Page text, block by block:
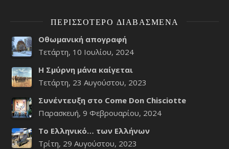
ΠΕΡΙΣΣΌΤΕΡΟ ΔΙΑΒΑΣΜΈΝΑ
Οθωμανική απογραφή
Τετάρτη, 10 Ιουλίου, 2024
Η Σμύρνη μάνα καίγεται
Τετάρτη, 23 Αυγούστου, 2023
Συνέντευξη στο Come Don Chisciotte
Παρασκευή, 9 Φεβρουαρίου, 2024
Το Ελληνικό… των Ελλήνων
Τρίτη, 29 Αυγούστου, 2023